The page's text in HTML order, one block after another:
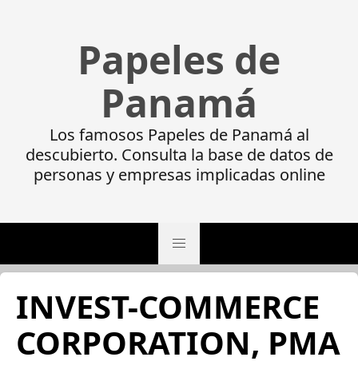
Papeles de
Panamá
Los famosos Papeles de Panamá al
descubierto. Consulta la base de datos de
personas y empresas implicadas online
INVEST-COMMERCE
CORPORATION, PMA